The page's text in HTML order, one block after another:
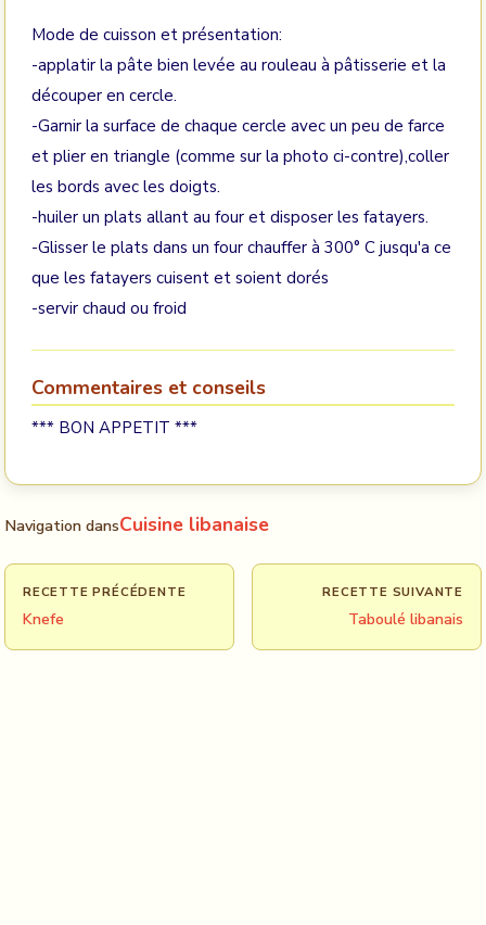
Mode de cuisson et présentation:
-applatir la pâte bien levée au rouleau à pâtisserie et la
découper en cercle.
-Garnir la surface de chaque cercle avec un peu de farce
et plier en triangle (comme sur la photo ci-contre),coller
les bords avec les doigts.
-huiler un plats allant au four et disposer les fatayers.
-Glisser le plats dans un four chauffer à 300° C jusqu'a ce
que les fatayers cuisent et soient dorés
-servir chaud ou froid
Commentaires et conseils
*** BON APPETIT ***
Navigation dansCuisine libanaise
RECETTE PRÉCÉDENTE
Knefe
RECETTE SUIVANTE
Taboulé libanais